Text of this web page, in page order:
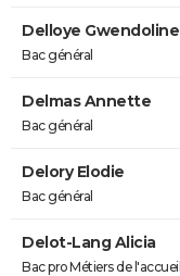
Delloye Gwendoline
Bac général
Delmas Annette
Bac général
Delory Elodie
Bac général
Delot-Lang Alicia
Bac pro Métiers de l'accueil